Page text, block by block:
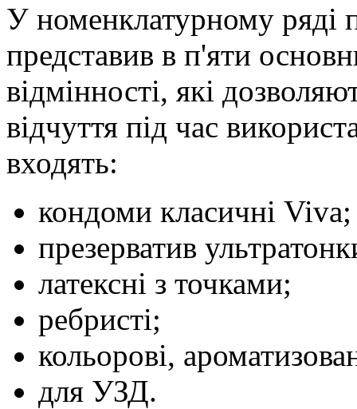
У номенклатурному ряді
представив в п'яти
відмінності, які
відчуття під час
входять:
кондоми класичні Viva;
презерватив
латексні з точками;
ребристі;
кольорові,
для УЗД.